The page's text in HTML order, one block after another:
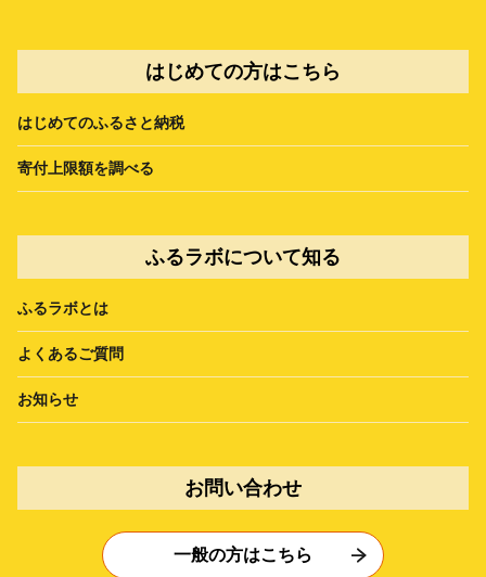
はじめての方はこちら
はじめてのふるさと納税
寄付上限額を調べる
ふるラボについて知る
ふるラボとは
よくあるご質問
お知らせ
お問い合わせ
一般の方はこちら